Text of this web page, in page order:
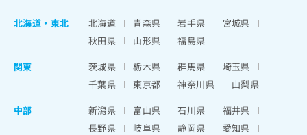
北海道 ・ 東北 北海道 青森県 岩手県
宮城県
秋田県
山形県
福島県
関東
茨城県 栃木県 群馬県
埼玉県
千葉県
東京都 神奈川県
山梨県
中部
新潟県 富山県 石川県
福井県
長野県
岐阜県 静岡県
愛知県